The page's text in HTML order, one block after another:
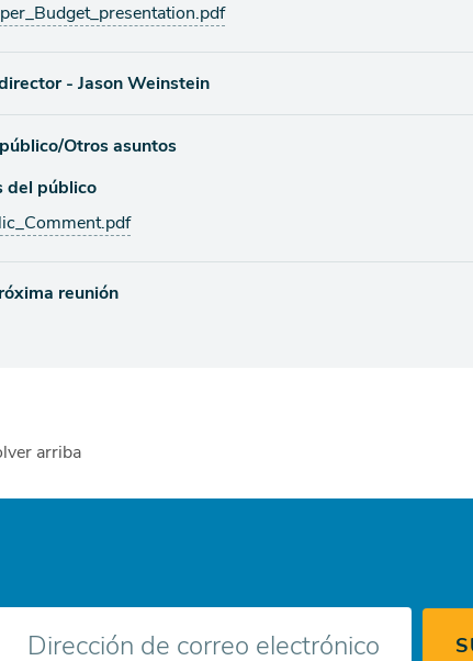
- Jason Weinstein
Otros asuntos
del público
reunión
arriba
electrónico